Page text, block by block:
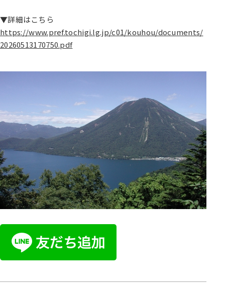
▼詳細はこちら
https://www.pref.tochigi.lg.jp/c01/kouhou/documents/
20260513170750.pdf